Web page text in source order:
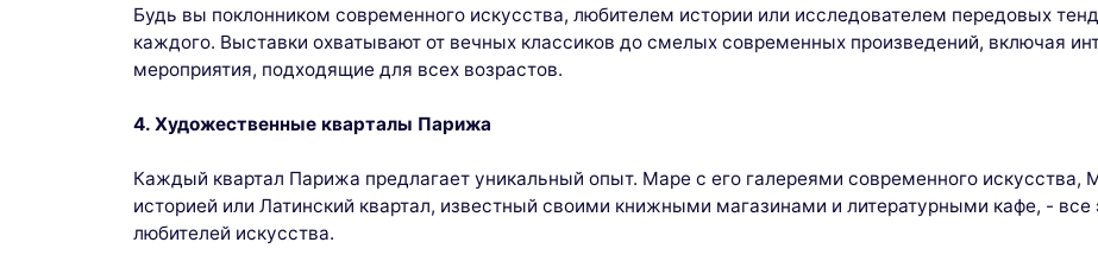
Будь вы поклонником современного искусства, любителем истории или исследователем передовых
каждого. Выставки охватывают от вечных классиков до смелых современных произведений, включая
мероприятия, подходящие для всех возрастов.
4. Художественные кварталы Парижа
Каждый квартал Парижа предлагает уникальный опыт. Маре с его галереями современного искусства,
историей или Латинский квартал, известный своими книжными магазинами и литературными кафе, -
любителей искусства.